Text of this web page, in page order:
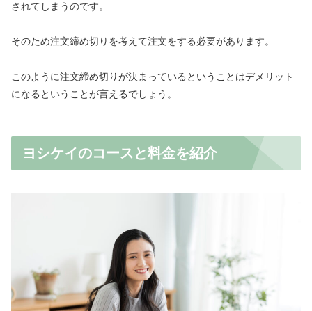
されてしまうのです。
そのため注文締め切りを考えて注文をする必要があります。
このように注文締め切りが決まっているということはデメリット
になるということが言えるでしょう。
ヨシケイのコースと料金を紹介